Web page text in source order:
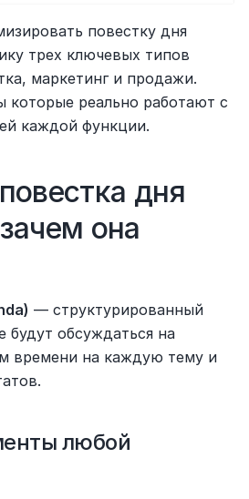
повестку дня
трех ключевых типов
маркетинг и продажи.
которые реально работают с
каждой функции.
дня
она
— структурированный
будут обсуждаться на
времени на каждую тему и
любой